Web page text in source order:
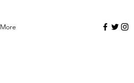
More